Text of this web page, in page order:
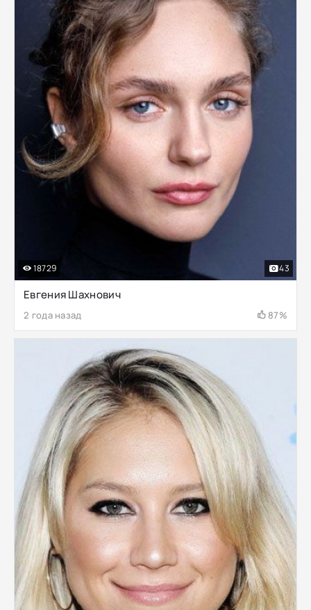
Евгения Шахнович
2 года назад 87%
18729 43